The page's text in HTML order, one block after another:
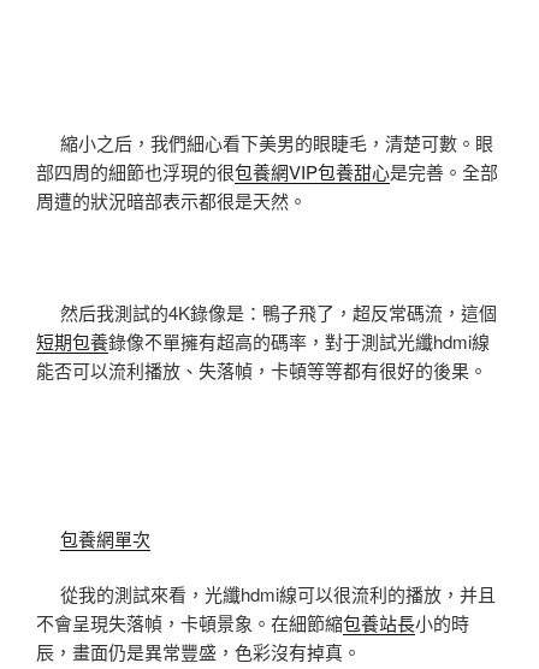
縮小之后，我們細心看下美男的眼睫毛，清楚可數。眼
部四周的細節也浮現的很包養網VIP包養甜心是完善。全部
周遭的狀況暗部表示都很是天然。
然后我測試的4K錄像是：鴨子飛了，超反常碼流，這個
短期包養錄像不單擁有超高的碼率，對于測試光纖hdmi線
能否可以流利播放、失落幀，卡頓等等都有很好的後果。
包養網單次
從我的測試來看，光纖hdmi線可以很流利的播放，并且
不會呈現失落幀，卡頓景象。在細節縮包養站長小的時
辰，畫面仍是異常豐盛，色彩沒有掉真。